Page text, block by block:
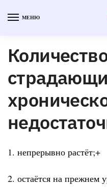
МЕНЮ
1. непрерывно растёт;+
2. остаётся на прежнем